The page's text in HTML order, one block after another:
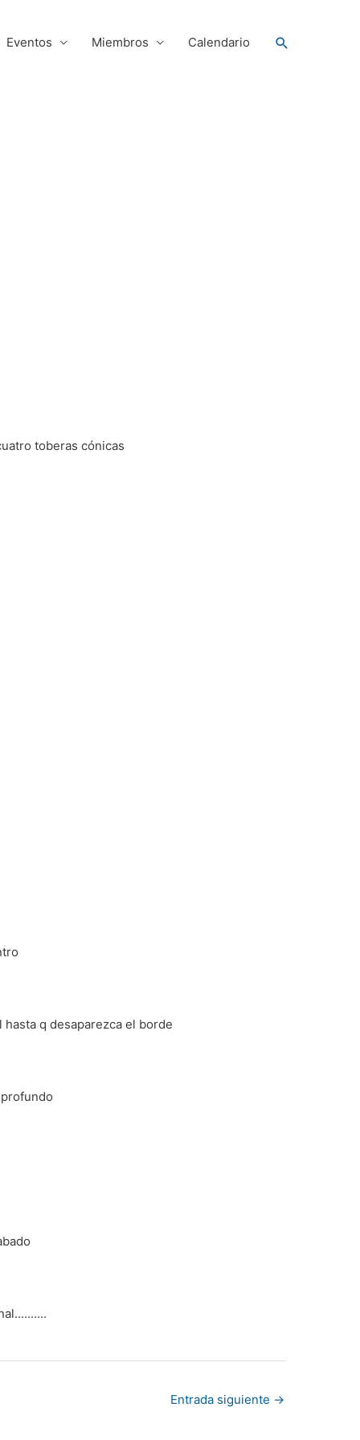
Eventos Miembros Calendario Buscar
toberas cónicas
q desaparezca el borde
Entrada siguiente →